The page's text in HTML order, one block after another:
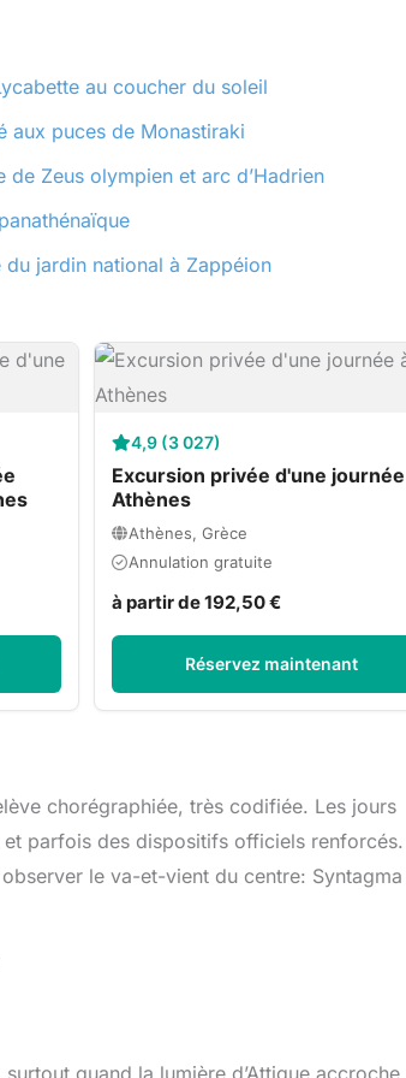
au coucher du soleil
aux puces de Monastiraki
de Zeus olympien et arc d’Hadrien
du jardin national à Zappéion
4,9 (3 027)
Excursion privée d'une
Athènes
Athènes, Grèce
Annulation gratuite
à partir de 192,50 €
Réservez maintenant
chorégraphiée, très codifiée. Les jours
parfois des dispositifs officiels renforcés.
le va-et-vient du centre: Syntagma
quand la lumière d’Attique accroche